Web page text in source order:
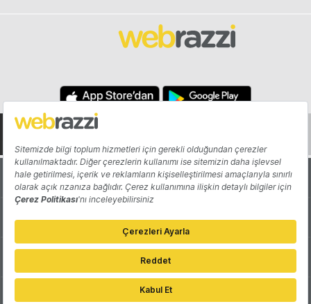
Hakkında Yazarlar
Katkıda Bulun Reklam